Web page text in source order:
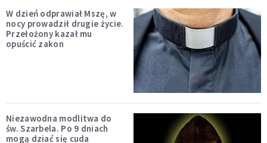
W dzień odprawiał Mszę, w
nocy prowadził drugie życie.
Przełożony kazał mu
opuścić zakon
Niezawodna modlitwa do
św. Szarbela. Po 9 dniach
mogą dziać się cuda